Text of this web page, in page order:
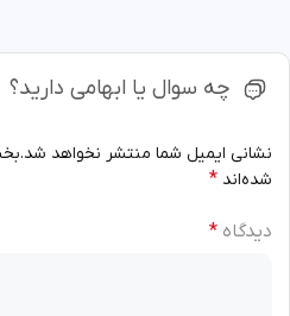
چه سوال یا ابهامی دارید؟
نشانی ایمیل شما منتشر نخواهد شد.
شده‌اند *
دیدگاه *